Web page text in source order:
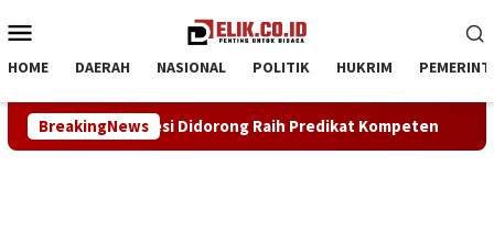
ke
Mobile
HOME DAERAH NASIONAL POLITIK HUKRIM
BreakingNews
Predikat Kompeten Sinergi ASOKA Bersama KADIN